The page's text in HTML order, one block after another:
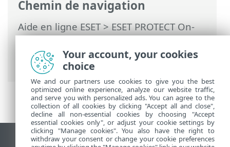
Chemin de navigation
Aide en ligne ESET>ESET PROTECT On-
Prem>Utilisation d'ESET PROTECT On-
Prem>ESET PROTECT On-Prem Menu
principal
> Plus > Quarantaine
Your account, your cookies
choice
We and our partners use cookies to give you the best
optimized online experience, analyze our website traffic,
and serve you with personalized ads. You can agree to the
collection of all cookies by clicking "Accept all and close",
decline all non-essential cookies by choosing "Accept
essential cookies only", or adjust your cookie settings by
clicking "Manage cookies". You also have the right to
withdraw your consent or change your cookie preferences